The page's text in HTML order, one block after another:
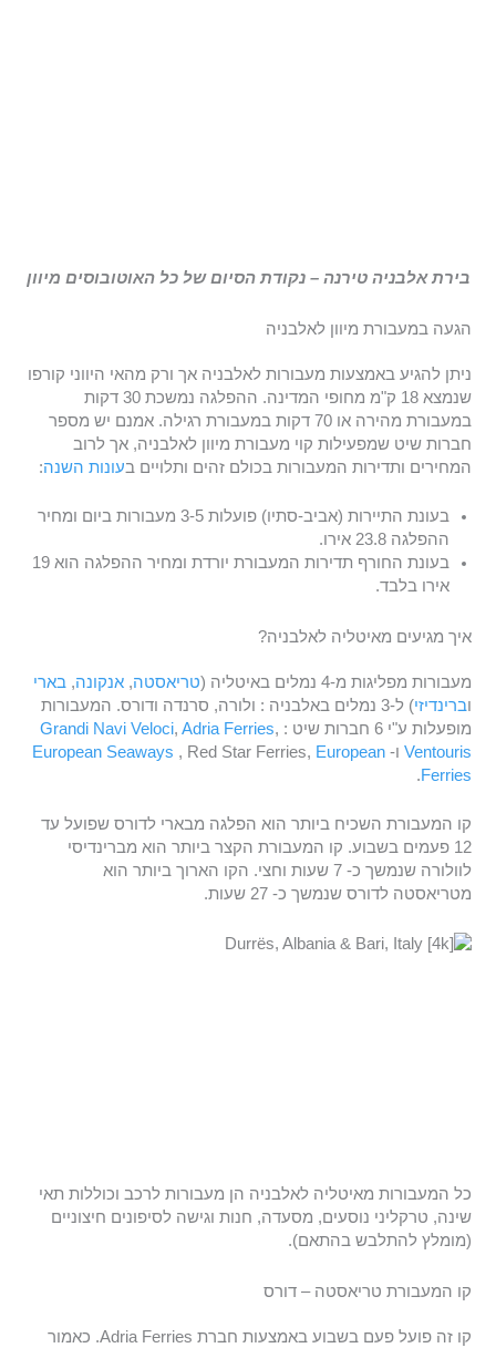
בירת אלבניה טירנה – נקודת הסיום של כל האוטובוסים מיוון
הגעה במעבורת מיוון לאלבניה
ניתן להגיע באמצעות מעבורות לאלבניה אך ורק מהאי היווני קורפו
שנמצא 18 ק"מ מחופי המדינה. ההפלגה נמשכת 30 דקות
במעבורת מהירה או 70 דקות במעבורת רגילה. אמנם יש מספר
חברות שיט שמפעילות קוי מעבורת מיוון לאלבניה, אך לרוב
המחירים ותדירות המעבורות בכולם זהים ותלויים בעונות השנה:
בעונת התיירות (אביב-סתיו) פועלות 3-5 מעבורות ביום ומחיר
ההפלגה 23.8 אירו.
בעונת החורף תדירות המעבורת יורדת ומחיר ההפלגה הוא 19
אירו בלבד.
איך מגיעים מאיטליה לאלבניה?
מעבורות מפליגות מ-4 נמלים באיטליה ( טריאסטה,אנקונה, בארי
וברינדיזי
) ל-3 נמלים באלבניה : ולורה, סרנדה ודורס. המעבורות
מופעלות ע"י 6 חברות שיט :
Grandi Navi Veloci, Adria Ferries,
Ventouris ו- European Seaways , Red Star Ferries, European
Ferries
.
קו המעבורת השכיח ביותר הוא הפלגה מבארי לדורס שפועל עד
12 פעמים בשבוע. קו המעבורת הקצר ביותר הוא מברינדיסי
לוולורה שנמשך כ- 7 שעות וחצי. הקו הארוך ביותר הוא
מטריאסטה לדורס שנמשך כ- 27 שעות.
כל המעבורות מאיטליה לאלבניה הן מעבורות לרכב וכוללות תאי
שינה, טרקליני נוסעים, מסעדה, חנות וגישה לסיפונים חיצוניים
(מומלץ להתלבש בהתאם).
קו המעבורת טריאסטה – דורס
קו זה פועל פעם בשבוע באמצעות חברת Adria Ferries. כאמור